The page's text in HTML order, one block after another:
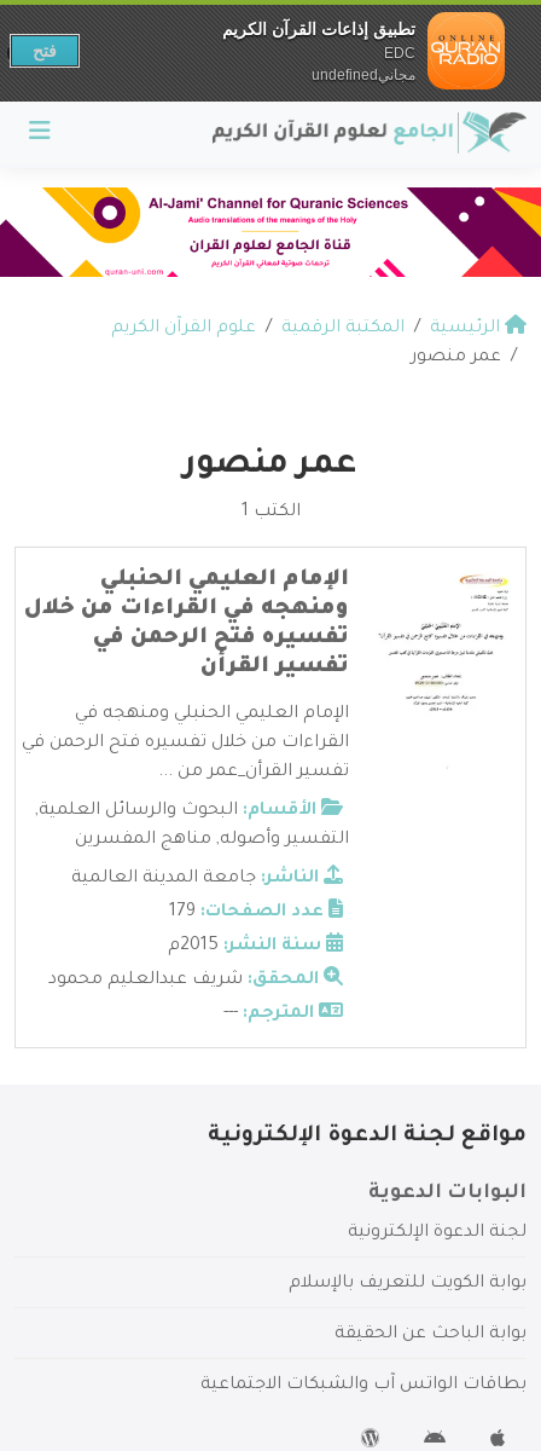
الرئيسية المكتبة الرقمية
علوم القرآن الكريم
عمر منصور
عمر منصور
الكتب 1
الإمام العليمي الحنبلي
ومنهجه في القراءات من خلال
تفسيره فتح الرحمن في
تفسير القرأن
الإمام العليمي الحنبلي ومنهجه في
القراءات من خلال تفسيره فتح الرحمن في
تفسير القرأن_عمر من ...
الأقسام: البحوث والرسائل العلمية,
التفسير وأصوله, مناهج المفسرين
الناشر: جامعة المدينة العالمية
عدد الصفحات:
سنة النشر:
المحقق: شريف عبدالعليم محمود
المترجم: ---
مواقع لجنة الدعوة الإلكترونية
البوابات الدعوية
لجنة الدعوة الإلكترونية
بوابة الكويت للتعريف بالإسلام
بوابة الباحث عن الحقيقة
بطاقات الواتس آب والشبكات الاجتماعية
تطبيق إذاعات القرآن الكريم
EDC
مجانيundefined
فتح